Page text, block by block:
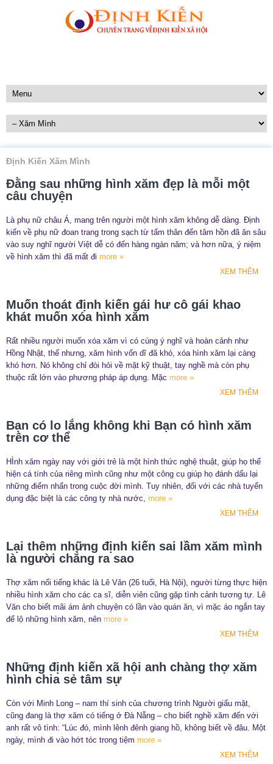
Định Kiến Xăm Mình
Đằng sau những hình xăm đẹp là mỗi một
câu chuyện
Là phụ nữ châu Á, mang trên người một hình xăm không dễ dàng. Định
kiến về phụ nữ đoan trang trong sạch từ tấm thân đến tâm hồn đã ăn sâu
vào suy nghĩ người Việt dễ có đến hàng ngàn năm; và hơn nữa, ý niệm
về hình xăm thì đã mất đi more »
XEM THÊM
Muốn thoát định kiến gái hư cô gái khao
khát muốn xóa hình xăm
Rất nhiều người muốn xóa xăm vì có cùng ý nghĩ và hoàn cảnh như
Hồng Nhật, thế nhưng, xăm hình vốn dĩ đã khó, xóa hình xăm lại càng
khó hơn. Nó không chỉ đòi hỏi về mặt kỹ thuật, tay nghề mà còn phụ
thuộc rất lớn vào phương pháp áp dụng. Mặc more »
XEM THÊM
Bạn có lo lắng không khi Bạn có hình xăm
trên cơ thể
HÌnh xăm ngày nay với giới trẻ là một hình thức nghệ thuật, giúp họ thể
hiện cá tính của riêng mình cũng như một công cụ giúp họ đánh dấu lại
những điểm nhấn trong cuộc đời mình. Tuy nhiên, đối với các nhà tuyển
dụng đặc biệt là các công ty nhà nước, more »
XEM THÊM
Lại thêm những định kiến sai lầm xăm mình
là người chẳng ra sao
Thợ xăm nổi tiếng khác là Lê Văn (26 tuổi, Hà Nội), người từng thực hiện
nhiều hình xăm cho các ca sĩ, diễn viên cũng gặp tình cảnh tương tự. Lê
Văn cho biết mãi ám ảnh chuyện có lần vào quán ăn, vì mặc áo ngắn tay
để lộ những hình xăm, nên more »
XEM THÊM
Những định kiến xã hội anh chàng thợ xăm
hình chia sẻ tâm sự
Còn với Minh Long – nam thí sinh của chương trình Người giấu mặt,
cũng đang là thợ xăm có tiếng ở Đà Nẵng – cho biết nghề xăm đến với
anh rất vô tình: “Lúc đó, mình lênh đênh giang hồ, không biết về đâu. Một
ngày, mình đi vào hớt tóc trong tiệm more »
XEM THÊM